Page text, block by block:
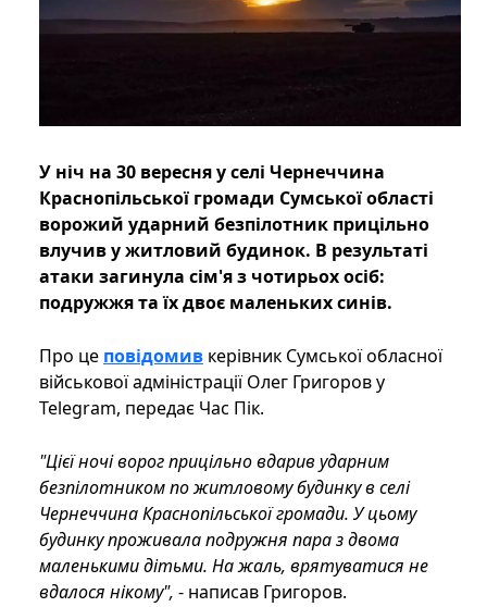
У ніч на 30 вересня у селі Чернеччина
Краснопільської громади Сумської області
ворожий ударний безпілотник прицільно
влучив у житловий будинок. В результаті
атаки загинула сім'я з чотирьох осіб:
подружжя та їх двоє маленьких синів.
Про це повідомив керівник Сумської обласної
військової адміністрації Олег Григоров у
Telegram, передає Час Пік.
"Цієї ночі ворог прицільно вдарив ударним
безпілотником по житловому будинку в селі
Чернеччина Краснопільської громади. У цьому
будинку проживала подружня пара з двома
маленькими дітьми. На жаль, врятуватися не
вдалося нікому", - написав Григоров.